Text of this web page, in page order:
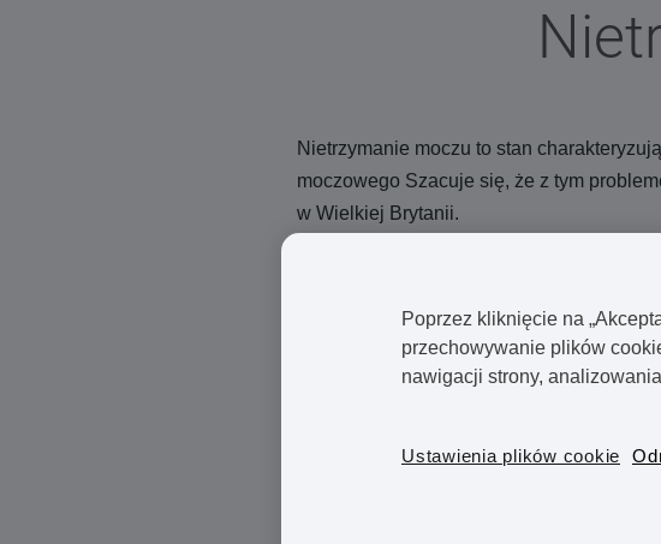
Nietrzymanie moczu to stan
moczowego Szacuje się, że z tym
w Wielkiej Brytanii.
Częściej występuje u kobiet
Może być leczone farmakologicznie
proponujemy pacjentom przepisanie
klinika została założona z myślą o
Poprzez kliknięcie na
przechowywanie plików
nawigacji strony,
Ustawienia plików cookie